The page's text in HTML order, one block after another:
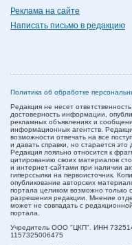
Реклама на сайте
Написать письмо в редакцию
Политика об обработке
Редакция не несет
достоверность информации,
рекламных объявлениях и
информационных агентств.
возможности отвечать на все
и давать справки, но старается это
Редакция лояльно относится к
цитированию своих материалов
и интернет-сайтами при наличии
гиперссылки на первоисточник.
опубликование авторских
портала целиком возможно только
разрешения редакции. Мнение
может не совпадать с
портала.
Учредитель ООО "ЦКП". ИНН
1157325006475